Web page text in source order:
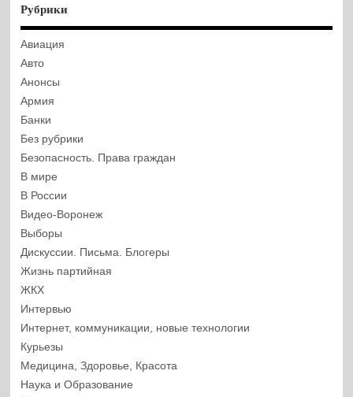
Рубрики
Авиация
Авто
Анонсы
Армия
Банки
Без рубрики
Безопасность. Права граждан
В мире
В России
Видео-Воронеж
Выборы
Дискуссии. Письма. Блогеры
Жизнь партийная
ЖКХ
Интервью
Интернет, коммуникации, новые технологии
Курьезы
Медицина, Здоровье, Красота
Наука и Образование